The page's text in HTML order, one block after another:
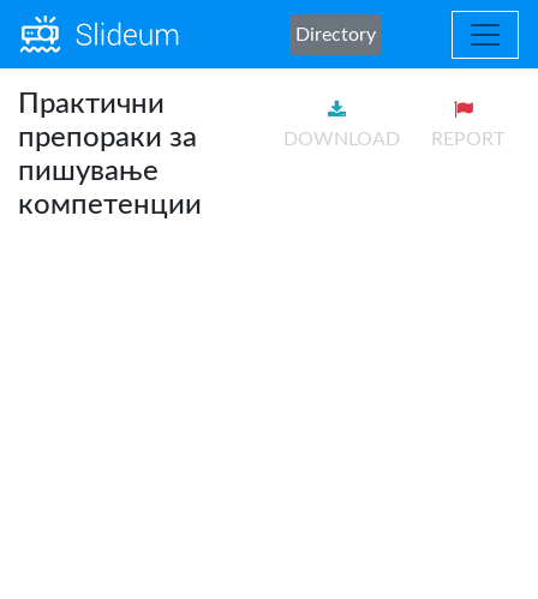
Directory
Практични
препораки за
пишување
компетенции
DOWNLOAD REPORT